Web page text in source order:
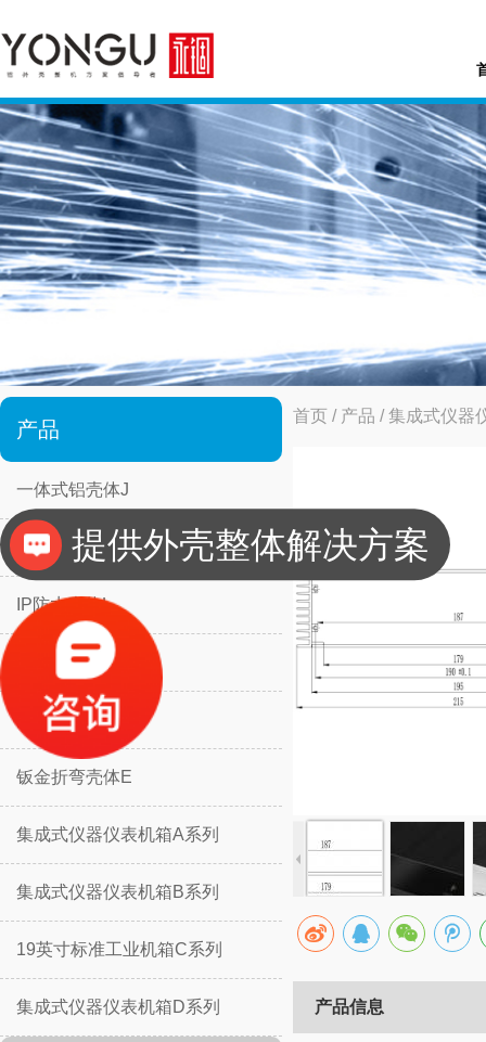
产品
一体式铝壳体J
分体式铝壳体H
IP防水壳体L
IP防水壳体M
挡板防护壳体K
钣金折弯壳体E
集成式仪器仪表机箱A系列
集成式仪器仪表机箱B系列
19英寸标准工业机箱C系列
集成式仪器仪表机箱D系列
首页 / 产品 /集成式仪器
产品信息
提供外壳整体解决方案